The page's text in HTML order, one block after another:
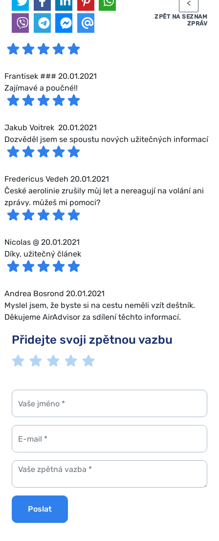
ZPĚT NA SEZNAM
ZPRÁV
Frantisek ### 20.01.2021
Zajímavé a poučné!!
Jakub Voitrek 20.01.2021
Dozvěděl jsem se spoustu nových užitečných informací
Fredericus Vedeh 20.01.2021
České aerolinie zrušily můj let a nereagují na volání ani
zprávy. můžeš mi pomoci?
Nicolas @ 20.01.2021
Díky, užitečný článek
Andrea Bosrond 20.01.2021
Myslel jsem, že byste si na cestu neměli vzít deštník.
Děkujeme AirAdvisor za sdílení těchto informací.
Přidejte svoji zpětnou vazbu
Poslat